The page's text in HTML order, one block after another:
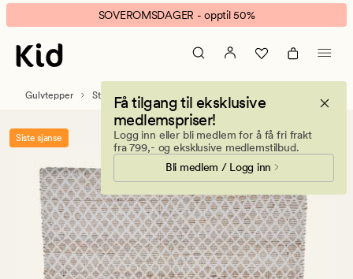
Atelier
teppe
natur
banner.
Klikk
ESCAPE
pause.
SOVEROMSDAGER - opptil 50%
Få tilgang til eksklusive
medlemspriser!
Logg inn eller bli medlem for å få fri frakt
fra 799,- og eksklusive medlemstilbud.
Bli medlem / Logg inn
Gulvtepper Store tepper
Siste sjanse